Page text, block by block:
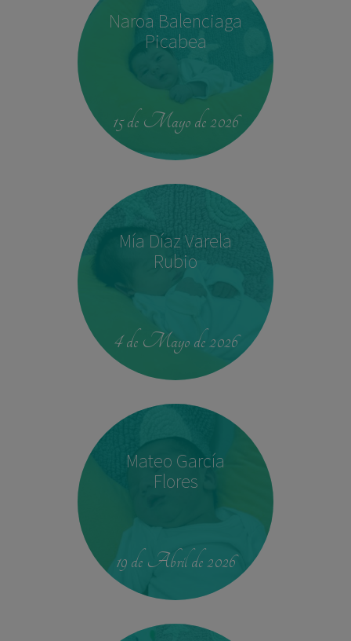
Naroa Balenciaga
Picabea
15 de Mayo de 2026
Mía Díaz Varela
Rubio
4 de Mayo de 2026
Mateo García
Flores
19 de Abril de 2026